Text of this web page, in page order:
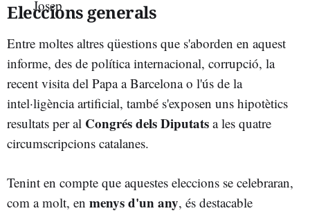
Eleccions generals
Entre moltes altres qüestions que s'aborden en aquest
informe, des de política internacional, corrupció, la
recent visita del Papa a Barcelona o l'ús de la
intel·ligència artificial, també s'exposen uns hipotètics
resultats per al Congrés dels Diputats a les quatre
circumscripcions catalanes.
Tenint en compte que aquestes eleccions se celebraran,
com a molt, en menys d'un any, és destacable